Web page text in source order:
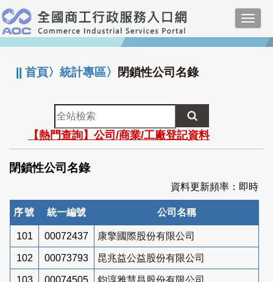
跳
到
主
要
:::
||首頁〉統計專區〉 閉鎖性公司名錄
全
站
檢
索
【熱門查詢】公司/商業/工廠登記資料
閉鎖性公司名錄
資料更新頻率：即時
序號 統一編號 公司名稱
101 00072437 康擎國際股份有限公司
102 00073793 昆兆益公益股份有限公司
103 00074505 鈞淳雅慧昌股份有限公司